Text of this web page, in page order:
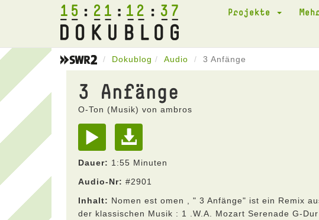
15 21 12 37 Projekte
Dokublog Audio 3 Anfänge
3 Anfänge
O-Ton (Musik) von ambros
Dauer: 1:55 Minuten
Audio-Nr: #2901
Inhalt: Nomen est omen , " 3 Anfänge" ist ein Remix
der klassischen Musik : 1 .W.A. Mozart Serenade G-